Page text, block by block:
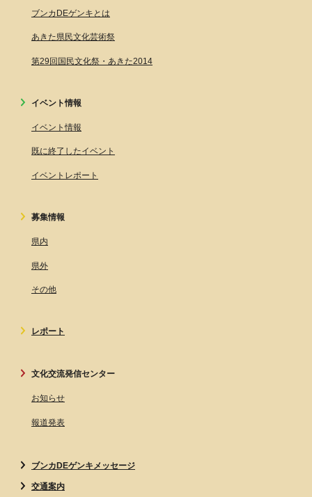
ブンカDEゲンキとは
あきた県民文化芸術祭
第29回国民文化祭・あきた2014
イベント情報
イベント情報
既に終了したイベント
イベントレポート
募集情報
県内
県外
その他
レポート
文化交流発信センター
お知らせ
報道発表
ブンカDEゲンキメッセージ
交通案内